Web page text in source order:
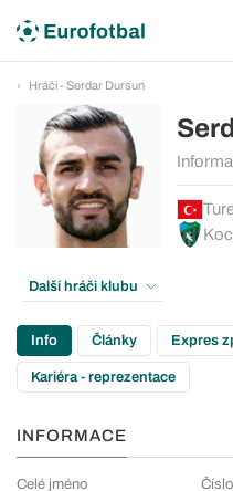
Hráči - Serdar Dursun
Další hráči klubu
Info Články Expres
Kariéra - reprezentace
INFORMACE
Celé jméno